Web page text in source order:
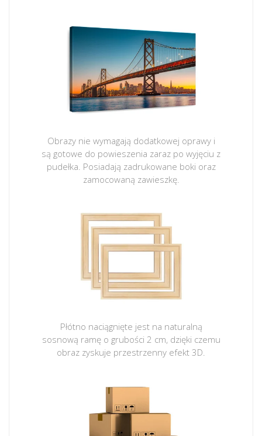
Obrazy nie wymagają dodatkowej oprawy i
są gotowe do powieszenia zaraz po wyjęciu z
pudełka. Posiadają zadrukowane boki oraz
zamocowaną zawieszkę.
Płótno naciągnięte jest na naturalną
sosnową ramę o grubości 2 cm, dzięki czemu
obraz zyskuje przestrzenny efekt 3D.